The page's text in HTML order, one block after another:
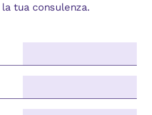
tua consulenza.